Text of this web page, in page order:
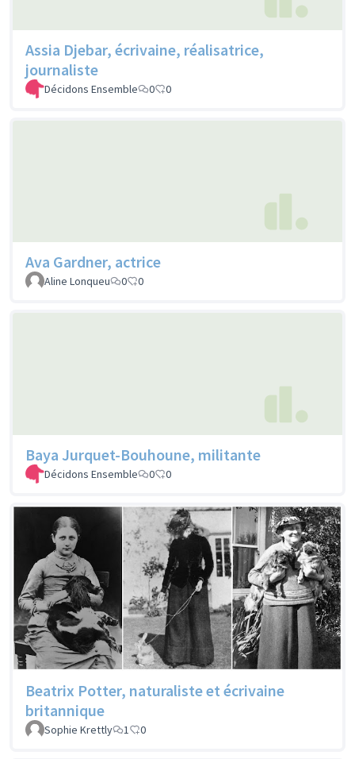
Assia Djebar, écrivaine, réalisatrice,
journaliste
Décidons Ensemble 0 0
Ava Gardner, actrice
Aline Lonqueu 0 0
Baya Jurquet-Bouhoune, militante
Décidons Ensemble 0 0
Beatrix Potter, naturaliste et écrivaine
britannique
Sophie Krettly 1 0